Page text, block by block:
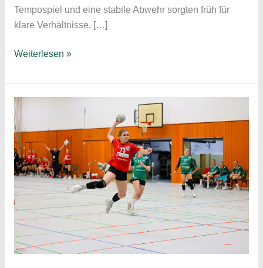
Tempospiel und eine stabile Abwehr sorgten früh für
klare Verhältnisse. […]
Sieg
Wettbergen
;
Spielbericht
TuS
Wettbergen
–
1.
Herren
19:35
(7:19)
Weiterlesen »